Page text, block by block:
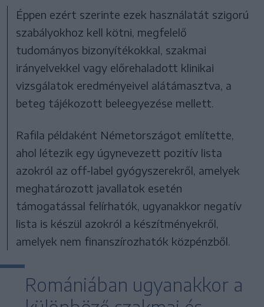
Éppen ezért szerinte ezek használatát szigorú
szabályokhoz kell kötni, megfelelő
tudományos bizonyítékokkal, szakmai
irányelvekkel vagy előrehaladott klinikai
vizsgálatok eredményeivel alátámasztva, a
beteg tájékozott beleegyezése mellett.
Rafila példaként Németországot említette,
ahol létezik egy úgynevezett pozitív lista
azokról az off-label gyógyszerekről, amelyek
meghatározott javallatok esetén
támogatással felírhatók, ugyanakkor negatív
lista is készül azokról a készítményekről,
amelyek nem finanszírozhatók közpénzből.
Romániában ugyanakkor a